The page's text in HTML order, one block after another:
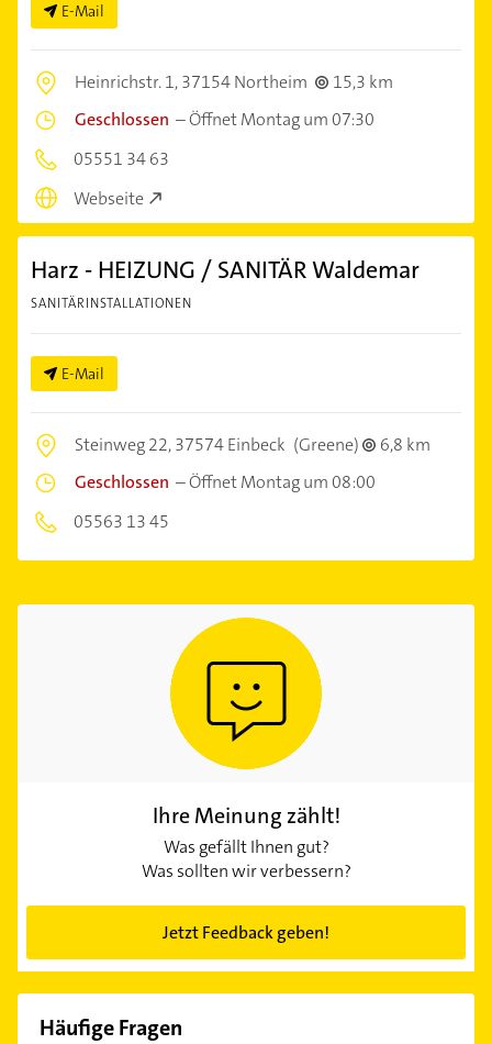
E-Mail
Heinrichstr. 1,37154 Northeim
15,3 km
Geschlossen –Öffnet Montag um 07:30
05551 34 63
Webseite
Harz - HEIZUNG / SANITÄR Waldemar
SANITÄRINSTALLATIONEN
E-Mail
Steinweg 22,37574 Einbeck (Greene)
6,8 km
Geschlossen –Öffnet Montag um 08:00
05563 13 45
Ihre Meinung zählt!
Was gefällt Ihnen gut?
Was sollten wir verbessern?
Jetzt Feedback geben!
Häufige Fragen